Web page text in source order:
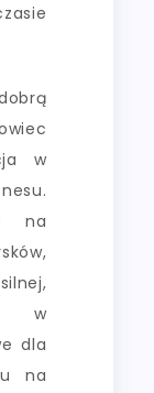
w
na
w
dla
na